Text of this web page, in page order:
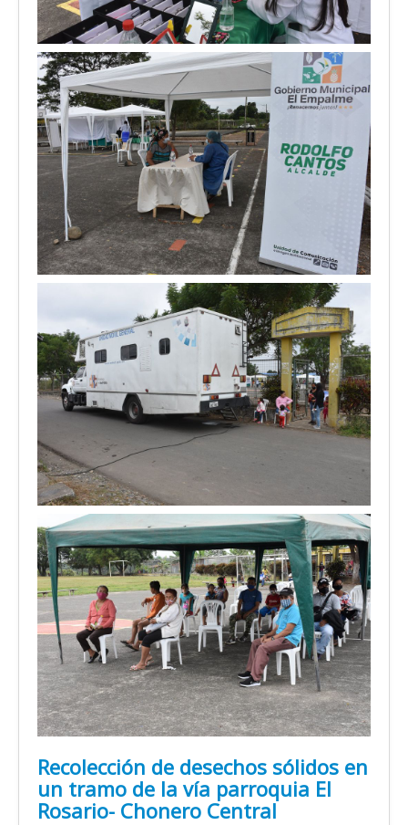
Recolección de desechos sólidos en
un tramo de la vía parroquia El
Rosario- Chonero Central